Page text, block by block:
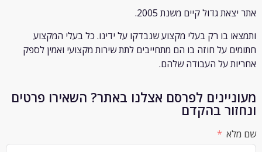
גדול קיים משנת 2005.
בו רקבעלי מקצוע שנבדקו על ידינו. כל בעלי המקצוע
על חוזה בו הם מתחייבים לתת שירות מקצועי ואמין לספק
על העבודה שלהם.
לפרסם אצלנו באתר? השאירו פרטים
בהקדם